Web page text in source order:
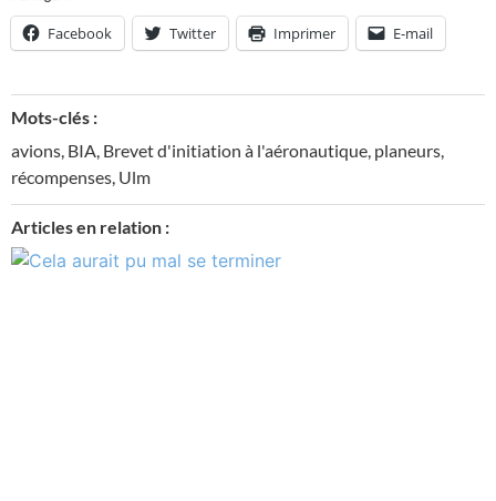
Facebook Twitter Imprimer E-mail
Mots-clés :
avions, BIA, Brevet d'initiation à l'aéronautique, planeurs,
récompenses, Ulm
Articles en relation :